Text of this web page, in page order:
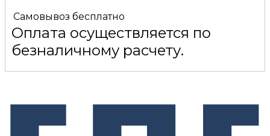
Самовывоз бесплатно
Оплата осуществляется по
безналичному расчету.